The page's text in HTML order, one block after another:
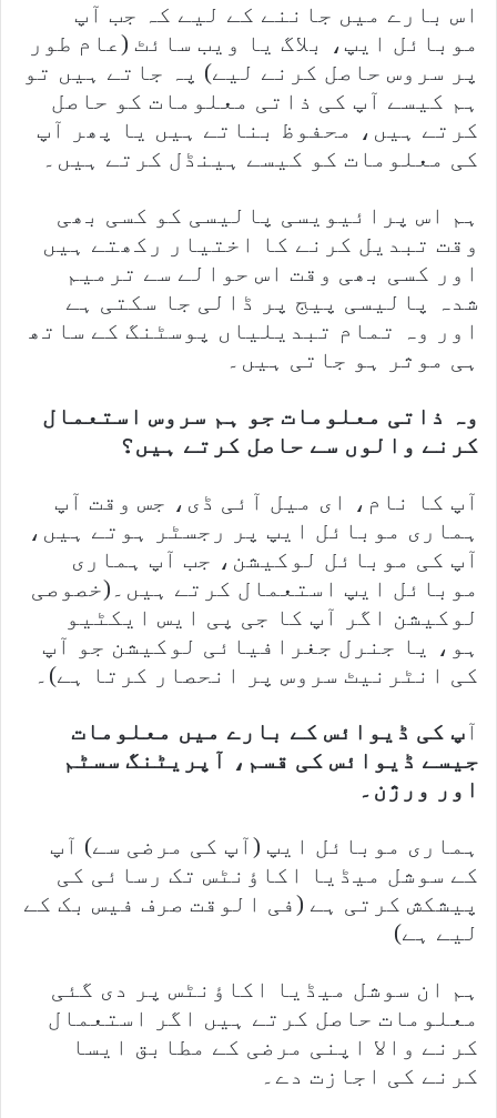
اس بارے میں جاننے کے لیے کہ جب آپ
موبائل ایپ، بلاگ یا ویب سائٹ (عام طور
پر سروس حاصل کرنے لیے) پہ جاتے ہیں تو
ہم کیسے آپ کی ذاتی معلومات کو حاصل
کرتے ہیں، محفوظ بناتے ہیں یا پھر آپ
کی معلومات کو کیسے ہینڈل کرتے ہیں۔
ہم اس پرائیویسی پالیسی کو کسی بھی
وقت تبدیل کرنے کا اختیار رکھتے ہیں
اور کسی بھی وقت اس حوالے سے ترمیم
شدہ پالیسی پیج پر ڈالی جا سکتی ہے
اور وہ تمام تبدیلیاں پوسٹنگ کے ساتھ
ہی موثر ہو جاتی ہیں۔
وہ ذاتی معلومات جو ہم سروس استعمال
کرنے والوں سے حاصل کرتے ہیں؟
آپ کا نام، ای میل آئی ڈی، جس وقت آپ
ہماری موبائل ایپ پر رجسٹر ہوتے ہیں،
آپ کی موبائل لوکیشن، جب آپ ہماری
موبائل ایپ استعمال کرتے ہیں۔(خصوصی
لوکیشن اگر آپ کا جی پی ایس ایکٹیو
ہو، یا جنرل جغرافیائی لوکیشن جو آپ
کی انٹرنیٹ سروس پر انحصار کرتا ہے)۔
آپ کی ڈیوائس کے بارے میں معلومات
جیسے ڈیوائس کی قسم، آپریٹنگ سسٹم
اور ورژن۔
ہماری موبائل ایپ (آپ کی مرضی سے) آپ
کے سوشل میڈیا اکاؤنٹس تک رسائی کی
پیشکش کرتی ہے (فی الوقت صرف فیس بک کے
لیے ہے)
ہم ان سوشل میڈیا اکاؤنٹس پر دی گئی
معلومات حاصل کرتے ہیں اگر استعمال
کرنے والا اپنی مرضی کے مطابق ایسا
کرنے کی اجازت دے۔